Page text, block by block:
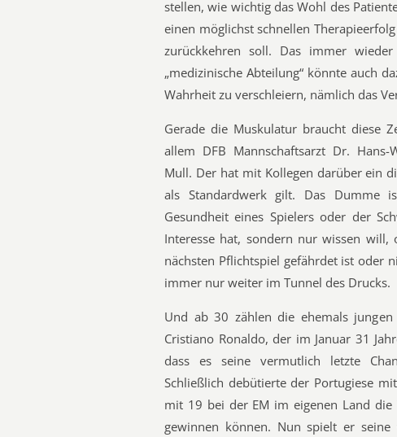
stellen, wie wichtig das Wohl des
einen möglichst schnellen
zurückkehren soll. Das immer
„medizinische Abteilung“ könnte auch
Wahrheit zu verschleiern, nämlich das
Gerade die Muskulatur braucht diese
allem DFB Mannschaftsarzt Dr.
Mull. Der hat mit Kollegen darüber ein
als Standardwerk gilt. Das Dumme
Gesundheit eines Spielers oder der
Interesse hat, sondern nur wissen
nächsten Pflichtspiel gefährdet ist oder
immer nur weiter im Tunnel des Drucks.
Und ab 30 zählen die ehemals
Cristiano Ronaldo, der im Januar 31
dass es seine vermutlich letzte
Schließlich debütierte der Portugiese
mit 19 bei der EM im eigenen Land die
gewinnen können. Nun spielt er